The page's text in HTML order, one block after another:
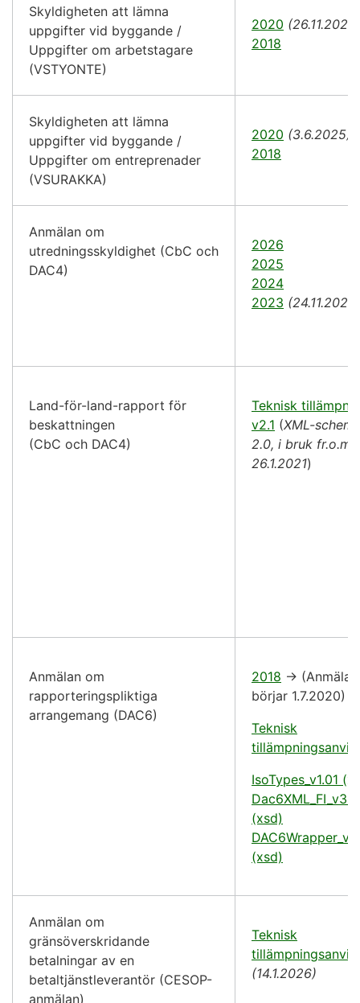
Skyldigheten att lämna
uppgifter vid byggande /
Uppgifter om arbetstagare
(VSTYONTE)
2020 (26.11.2024)
2018
Skyldigheten att lämna
uppgifter vid byggande /
Uppgifter om entreprenader
(VSURAKKA)
2020 (3.6.2025)
2018
Anmälan om
utredningsskyldighet (CbC och
DAC4)
2026
2025
2024
2023 (24.11.2023)
Land-för-land-rapport för
beskattningen
(CbC och DAC4)
Teknisk
v2.1 (XML-
2.0, i bruk fr.o.m.
26.1.2021)
Anmälan om
rapporteringspliktiga
arrangemang (DAC6)
2018 -> (Anmälan
börjar 1.7.2020)
Teknisk
IsoTypes_v1.01
(xsd)
(xsd)
Anmälan om
gränsöverskridande
betalningar av en
betaltjänstleverantör (CESOP-
anmälan)
Teknisk
(14.1.2026)